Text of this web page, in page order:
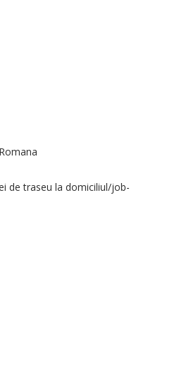
de traseu la domiciliul/job-